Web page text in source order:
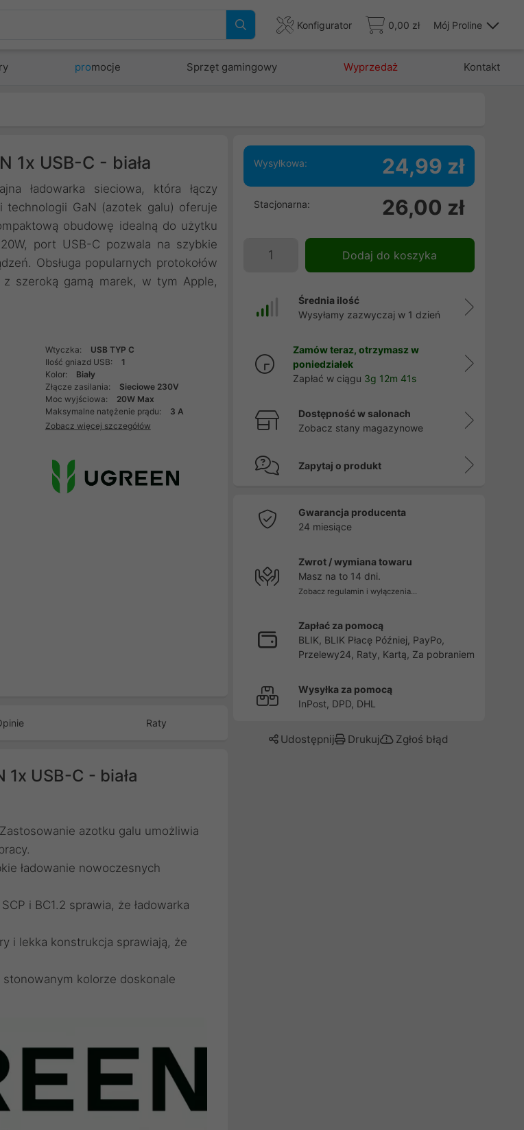
Konfigurator 0,00 zł Mój Proline
promocje Sprzęt gamingowy Wyprzedaż Kontakt
1x USB-C - biała
ładowarka sieciowa, która łączy
technologii GaN (azotek galu) oferuje
obudowę idealną do użytku
port USB-C pozwala na szybkie
Obsługa popularnych protokołów
z szeroką gamą marek, w tym Apple,
Następny
Wtyczka:
USB TYP C
Ilość gniazd USB:
1
Kolor:
Biały
Złącze zasilania:
Sieciowe 230V
Moc wyjściowa:
20W Max
Maksymalne natężenie prądu:
3 A
Zobacz więcej szczegółów
Raty
USB-C - biała
azotku galu umożliwia
ładowanie nowoczesnych
i BC1.2 sprawia, że ładowarka
i lekka konstrukcja sprawiają, że
kolorze doskonale
Wysyłkowa: 24,99 zł
Stacjonarna: 26,00 zł
Dodaj do koszyka
Średnia ilość
Wysyłamy zazwyczaj w 1 dzień
Zamów teraz, otrzymasz w
poniedziałek
Zapłać w ciągu 3g 12m 40s
Dostępność w salonach
Zobacz stany magazynowe
Zapytaj o produkt
Gwarancja producenta
24 miesiące
Zwrot / wymiana towaru
Masz na to 14 dni.
Zobacz regulamin i wyłączenia...
Zapłać za pomocą
BLIK, BLIK Płacę Później, PayPo,
Przelewy24, Raty, Kartą, Za pobraniem
Wysyłka za pomocą
InPost, DPD, DHL
Udostępnij Drukuj Zgłoś błąd